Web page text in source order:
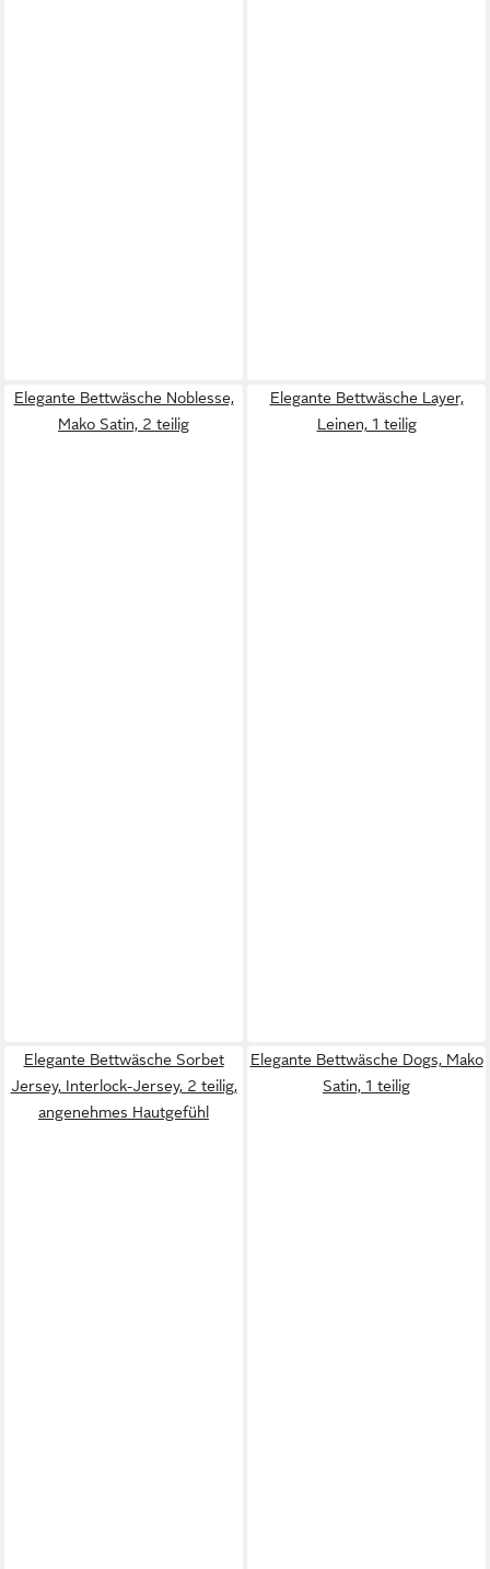
Elegante Bettwäsche Noblesse,
Mako Satin, 2 teilig
Elegante Bettwäsche Layer,
Leinen, 1 teilig
Elegante Bettwäsche Sorbet
Jersey, Interlock-Jersey, 2 teilig,
angenehmes Hautgefühl
Elegante Bettwäsche Dogs, Mako
Satin, 1 teilig